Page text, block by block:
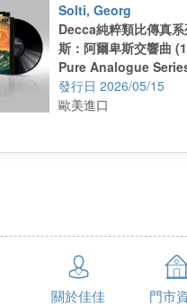
Solti, Georg
Decca純粹類比傳真系
斯：阿爾卑斯交響曲
Pure Analogue
Strauss : An Alpine
LP)
2026/05/15
歐美進口
關於佳佳 門市